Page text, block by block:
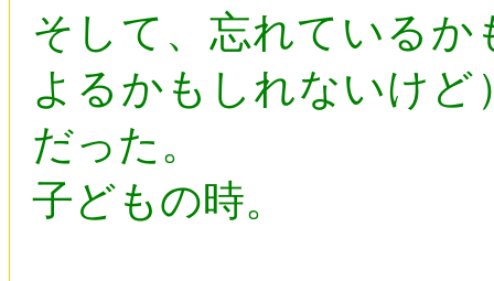
そして、忘れている
よるかもしれないけ
だった。
子どもの時。